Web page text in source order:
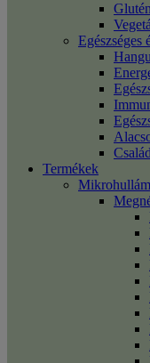
Egészséges
Termékek